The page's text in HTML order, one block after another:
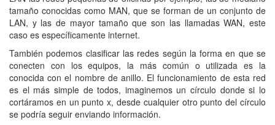
tamaño conocidas como MAN, que se forman de un conjunto de
LAN, y las de mayor tamaño que son las llamadas WAN, este
caso es específicamente internet.
También podemos clasificar las redes según la forma en que se
conecten con los equipos, la más común o utilizada es la
conocida con el nombre de anillo. El funcionamiento de esta red
es el más simple de todos, imaginemos un círculo donde si lo
cortáramos en un punto x, desde cualquier otro punto del círculo
se podría seguir enviando información.